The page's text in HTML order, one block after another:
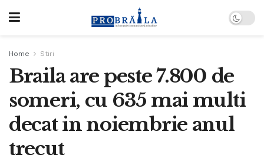
Home Stiri
Braila are peste 7.800 de
someri, cu 635 mai multi
decat in noiembrie anul
trecut